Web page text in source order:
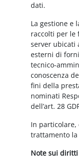
dati.
La gestione e
raccolti per le
server ubicati
esterni di
tecnico-
conoscenza
fini della
nominati
dell’art. 28
In particolare,
trattamento la
Note sui diritti